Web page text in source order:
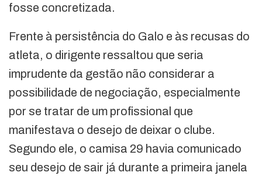
fosse concretizada.
Frente à persistência do Galo e às recusas do
atleta, o dirigente ressaltou que seria
imprudente da gestão não considerar a
possibilidade de negociação, especialmente
por se tratar de um profissional que
manifestava o desejo de deixar o clube.
Segundo ele, o camisa 29 havia comunicado
seu desejo de sair já durante a primeira janela